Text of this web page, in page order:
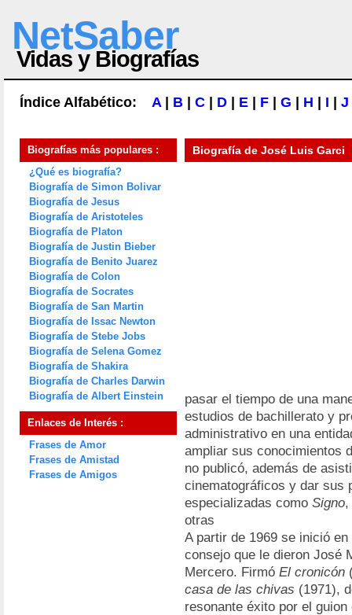
NetSaber
Vidas y Biografías
Índice Alfabético: A| B C D E F G H I J
Biografías más populares :
¿Qué es biografía?
Biografía de Simon Bolivar
Biografía de Jesus
Biografía de Aristoteles
Biografía de Platon
Biografía de Justin Bieber
Biografía de Benito Juarez
Biografía de Colon
Biografía de Socrates
Biografía de San Martin
Biografía de Issac Newton
Biografía de Stebe Jobs
Biografía de Selena Gomez
Biografía de Shakira
Biografía de Charles Darwin
Biografía de Albert Einstein
Enlaces de Interés :
Frases de Amor
Frases de Amistad
Frases de Amigos
Biografía de José Luis Garci
pasar el tiempo de una
estudios de bachillerato y
administrativo en una
ampliar sus conocimientos
no publicó, además de
cinematográficos y dar sus
especializadas como Signo
otras
A partir de 1969 se inició
consejo que le dieron José
Mercero. Firmó El cronicón
casa de las chivas (1971),
resonante éxito por el